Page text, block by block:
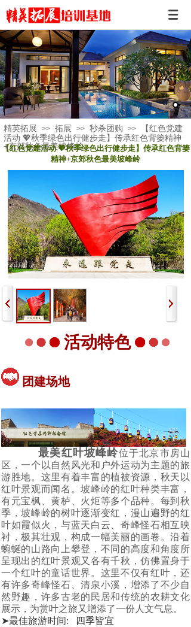
精英拓展 >> 拓展 >> 秒杀团购 >>
【红色党建
活动 💖秋季绿色出行健步走】传承红色背篓精神
+京郊秋色最美坡峰岭
【红色党建活动 💖秋季绿色出行健步走】传承红色背篓
精神+京郊秋色最美坡峰岭
活动特色
团建场地
最美红叶坡峰岭位于北京市房山
区，一个以自然风光和户外运动为主题的旅
游胜地。这里有着丰富的植被资源，秋天以
红叶景观而闻名。坡峰岭的红叶种类丰富，
有元宝枫、黄栌、火炬等多个品种。每到秋
季，坡峰岭的树叶逐渐变红，漫山遍野的红
叶如霞似火，与蓝天白云、奇峰怪石相互映
衬，极其壮观，构成一幅美丽的画卷。沿着
蜿蜒的山路向上攀登，不同的高度和角度所
呈现出的红叶景观又各有千秋，仿佛置身于
一个红叶的童话世界。这里不仅有红叶，还
有许多奇峰怪石、清泉小溪，增添了不少自
然野趣，许多古老的民居和传统的农耕文化
展示，为赏叶之旅又增添了一份人文气息。
➤最佳旅游时间: 四季皆宜